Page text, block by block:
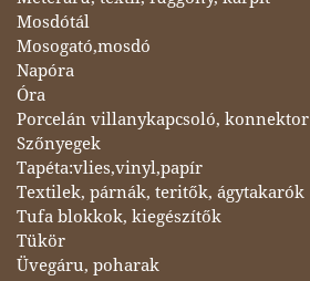
Mosdótál
Mosogató,mosdó
Napóra
Óra
Porcelán villanykapcsoló, konnektor
Szőnyegek
Tapéta:vlies,vinyl,papír
Textilek, párnák, teritők, ágytakarók
Tufa blokkok, kiegészítők
Tükör
Üvegáru, poharak